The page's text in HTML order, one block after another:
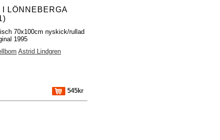
I LÖNNEBERGA
70x100cm nyskick/rullad
1995
Astrid Lindgren
545kr